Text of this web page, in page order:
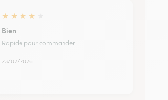
★ ★ ★ ★
Bien
Rapide pour commander
23/02/2026